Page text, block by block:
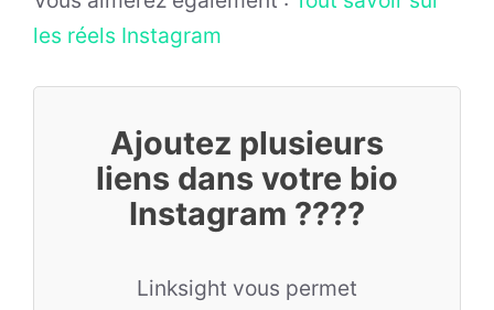
les réels Instagram
Ajoutez plusieurs
liens dans votre bio
Instagram ????
Linksight vous permet